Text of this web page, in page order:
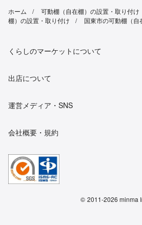
ホーム 可動棚（自在棚）の設置・取り付け
棚）の設置・取り付け
国東市の可動棚（
くらしのマーケットについて
出店について
運営メディア・SNS
会社概要・規約
© 2011-2026 minma